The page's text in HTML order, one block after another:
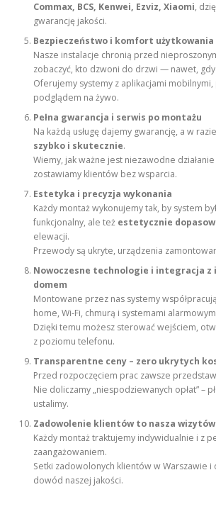
Commax, BCS, Kenwei, Ezviz, Xiaomi,
gwarancję jakości.
Bezpieczeństwo i komfort użytkowania
Nasze instalacje chronią przed
zobaczyć, kto dzwoni do drzwi — nawet,
Oferujemy systemy z aplikacjami
podglądem na żywo.
Pełna gwarancja i serwis po montażu
Na każdą usługę dajemy gwarancję, a w
szybko i skutecznie.
Wiemy, jak ważne jest niezawodne
zostawiamy klientów bez wsparcia.
Estetyka i precyzja wykonania
Każdy montaż wykonujemy tak, by system
funkcjonalny, ale też estetycznie
elewacji.
Przewody są ukryte, urządzenia
Nowoczesne technologie i integracja
domem
Montowane przez nas systemy
home, Wi-Fi, chmurą i systemami
Dzięki temu możesz sterować wejściem,
z poziomu telefonu.
Transparentne ceny – zero ukrytych
Przed rozpoczęciem prac zawsze
Nie doliczamy „niespodziewanych opłat” –
ustalimy.
Zadowolenie klientów to nasza
Każdy montaż traktujemy indywidualnie i z
zaangażowaniem.
Setki zadowolonych klientów w Warszawie i
dowód naszej jakości.